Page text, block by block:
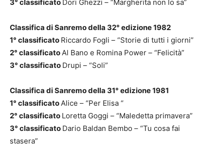
3° classificato Dori Ghezzi – “Margherita non lo sa”
Classifica di Sanremo della 32° edizione 1982
1° classificato Riccardo Fogli – “Storie di tutti i giorni”
2° classificatoAl Bano e Romina Power – “Felicità”
3° classificato Drupi – “Soli”
Classifica di Sanremo della 31° edizione 1981
1° classificatoAlice – “Per Elisa “
2° classificato Loretta Goggi – “Maledetta primavera”
3° classificato Dario Baldan Bembo – “Tu cosa fai
stasera”